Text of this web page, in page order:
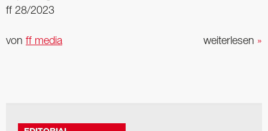
ff 28/2023
weiterlesen »
von ff media